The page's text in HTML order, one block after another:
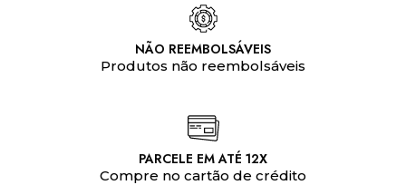
NÃO REEMBOLSÁVEIS
Produtos não reembolsáveis
PARCELE EM ATÉ 12X
Compre no cartão de crédito